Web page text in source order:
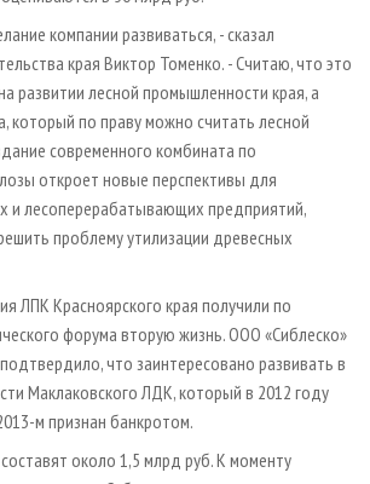
компании развиваться, - сказал
края Виктор Томенко. - Считаю, что это
развитии лесной промышленности края, а
который по праву можно считать лесной
современного комбината по
откроет новые перспективы для
и лесоперерабатывающих предприятий,
проблему утилизации древесных
ЛПК Красноярского края получили по
форума вторую жизнь. ООО «Сиблеско»
что заинтересовано развивать в
Маклаковского ЛДК, который в 2012 году
м признан банкротом.
около 1,5 млрд руб. К моменту